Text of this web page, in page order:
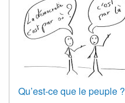
Qu’est-ce que le peuple ?